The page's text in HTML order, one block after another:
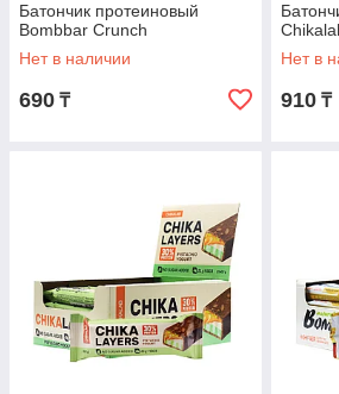
Батончик протеиновый
Bombbar Crunch
Нет в наличии
690 ₸
Нет в
910 ₸